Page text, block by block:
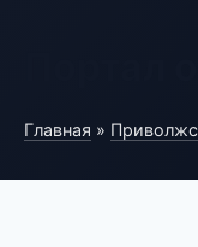
Главная »